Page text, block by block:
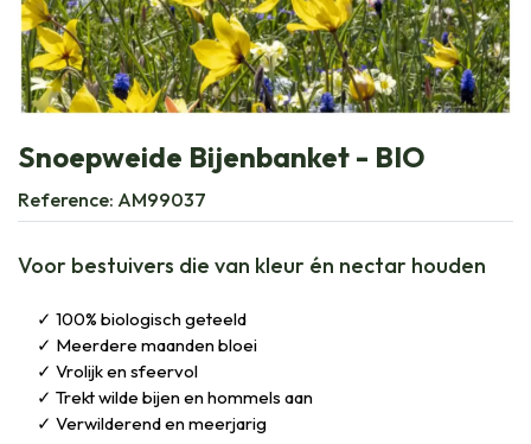
Snoepweide Bijenbanket - BIO
Reference: AM99037
Voor bestuivers die van kleur én nectar houden
100% biologisch geteeld
Meerdere maanden bloei
Vrolijk en sfeervol
Trekt wilde bijen en hommels aan
Verwilderend en meerjarig